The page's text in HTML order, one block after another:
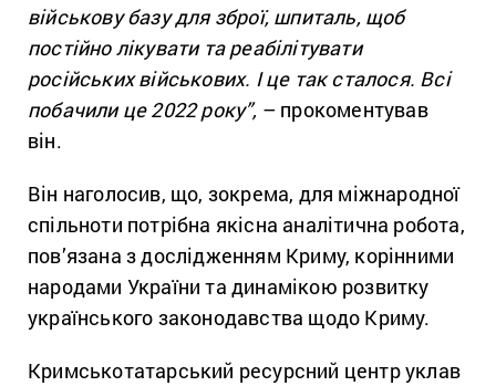
військову базу для зброї, шпиталь, щоб
постійно лікувати та реабілітувати
російських військових. І це так сталося. Всі
побачили це 2022 року”, – прокоментував
він.
Він наголосив, що, зокрема, для міжнародної
спільноти потрібна якісна аналітична робота,
пов’язана з дослідженням Криму, корінними
народами України та динамікою розвитку
українського законодавства щодо Криму.
Кримськотатарський ресурсний центр уклав